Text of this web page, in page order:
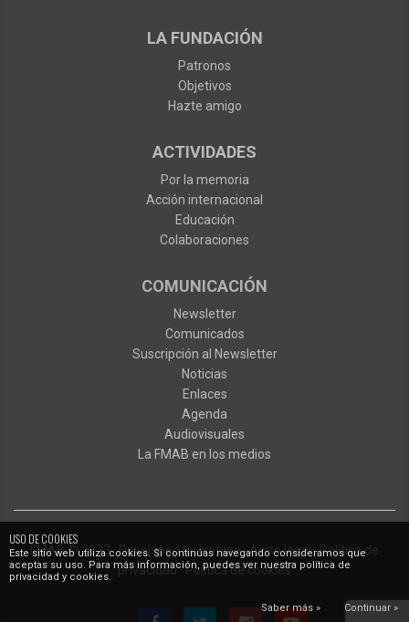
USO DE COOKIES
Este sitio web utiliza cookies. Si continúas navegando consideramos que
aceptas su uso. Para más información, puedes ver nuestra política de
privacidad y cookies.
Saber más » Continuar »
LA FUNDACIÓN
Patronos
Objetivos
Hazte amigo
ACTIVIDADES
Por la memoria
Acción internacional
Educación
Colaboraciones
COMUNICACIÓN
Newsletter
Comunicados
Suscripción al Newsletter
Noticias
Enlaces
Agenda
Audiovisuales
La FMAB en los medios
FMAB© 2023·Developed byIxotype·Aviso legal·Política de
privacidad·Política de cookies